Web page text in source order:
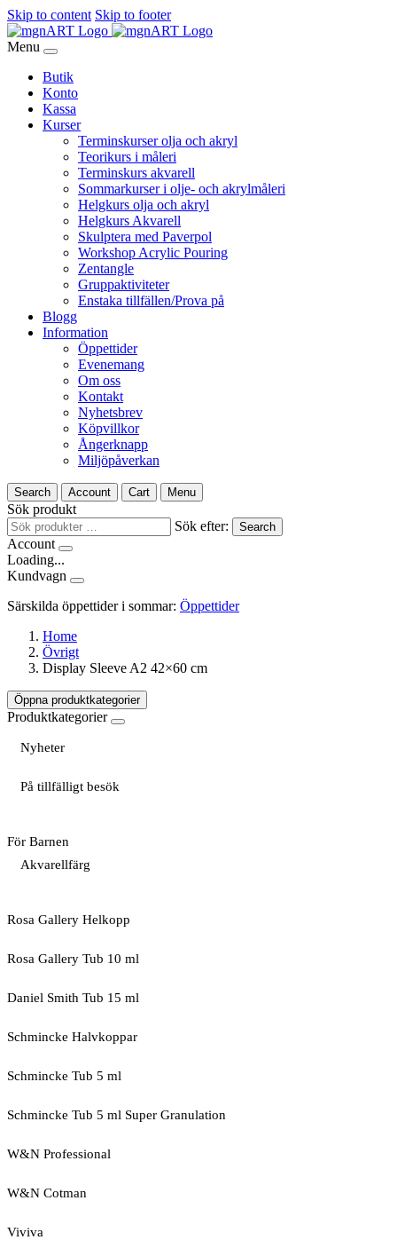
Skip to content Skip to footer
Menu
Butik
Konto
Kassa
Kurser
Terminskurser olja och akryl
Teorikurs i måleri
Terminskurs akvarell
Sommarkurser i olje- och akrylmåleri
Helgkurs olja och akryl
Helgkurs Akvarell
Skulptera med Paverpol
Workshop Acrylic Pouring
Zentangle
Gruppaktiviteter
Enstaka tillfällen/Prova på
Blogg
Information
Öppettider
Evenemang
Om oss
Kontakt
Nyhetsbrev
Köpvillkor
Ångerknapp
Miljöpåverkan
Search Account Cart Menu
Sök produkt
Sök efter:
Search
Account
Loading...
Kundvagn
Särskilda öppettider i sommar: Öppettider
Home
Övrigt
Display Sleeve A2 42×60 cm
Öppna produktkategorier
Produktkategorier
Nyheter
På tillfälligt besök
För Barnen
Akvarellfärg
Rosa Gallery Helkopp
Rosa Gallery Tub 10 ml
Daniel Smith Tub 15 ml
Schmincke Halvkoppar
Schmincke Tub 5 ml
Schmincke Tub 5 ml Super Granulation
W&N Professional
W&N Cotman
Viviva